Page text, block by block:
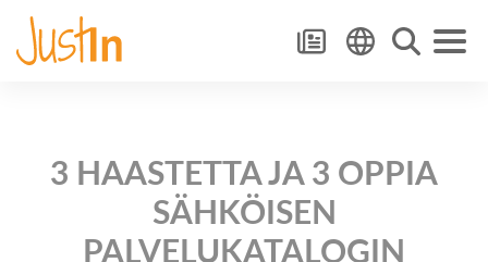
3 HAASTETTA JA 3 OPPIA
SÄHKÖISEN
PALVELUKATALOGIN